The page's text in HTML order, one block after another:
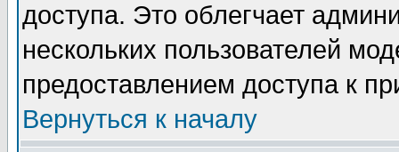
доступа. Это облегчает
нескольких пользователей
предоставлением доступа к
Вернуться к началу